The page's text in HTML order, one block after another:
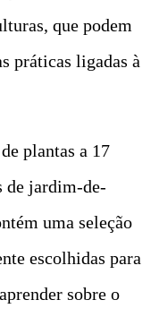
que podem
práticas ligadas à
plantas a 17
de jardim-de-
uma seleção
escolhidas para
sobre o